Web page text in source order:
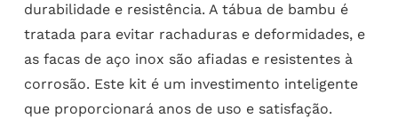
durabilidade e resistência. A tábua de bambu é
tratada para evitar rachaduras e deformidades, e
as facas de aço inox são afiadas e resistentes à
corrosão. Este kit é um investimento inteligente
que proporcionará anos de uso e satisfação.